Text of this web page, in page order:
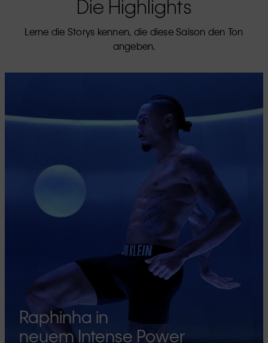
Die Highlights
Lerne die Storys kennen, die diese Saison den Ton
angeben.
Raphinha in
neuem Intense Power